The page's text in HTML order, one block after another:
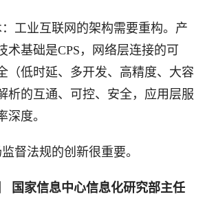
： 工业互联网的架构需要重构。 产
术基础是CPS ，
网络层连接的可
（低时延、多开发、高精度、大容
析的互通、可控、安全，应用层服
深度。
监督法规的创新很重要。
国家信息中心信息化研究部主任